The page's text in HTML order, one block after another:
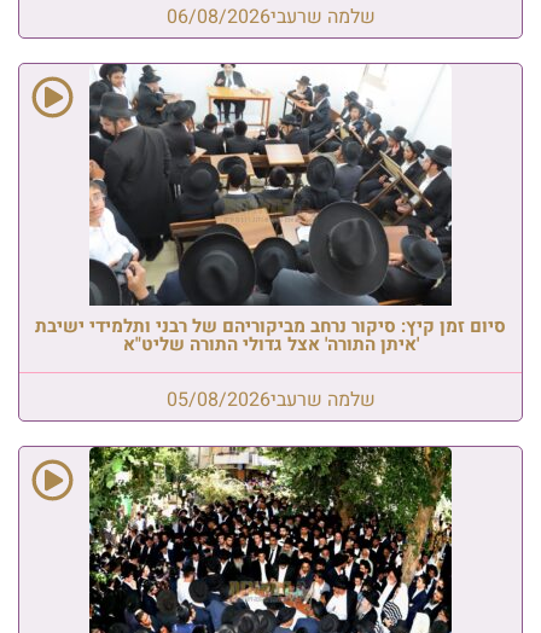
שלמה שרעבי06/08/2026
סיום זמן קיץ: סיקור נרחב מביקוריהם של רבני ותלמידי ישיבת
'איתן התורה' אצל גדולי התורה שליט"א
שלמה שרעבי05/08/2026